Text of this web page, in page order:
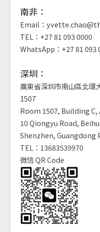
南非：
Email：
TEL：+27 81 093 0000
WhatsApp：+27 81 093
深圳：
廣東省深圳市南山區北環
1507
Room 1507, Building
10 Qiongyu Road,
Shenzhen, Guangdong
TEL：13683539970
微信 QR Code